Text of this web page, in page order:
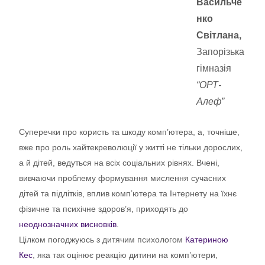
Васильче
нко
Світлана,
Запорізька
гімназія
“ОРТ-
Алеф”
Суперечки про користь та шкоду комп’ютера, а, точніше,
вже про роль хайтекреволюції у житті не тільки дорослих,
а й дітей, ведуться на всіх соціальних рівнях. Вчені,
вивчаючи проблему формування мислення сучасних
дітей та підлітків, вплив комп’ютера та Інтернету на їхнє
фізичне та психічне здоров’я, приходять до
неоднозначних висновків
Цілком погоджуюсь з дитячим психологом Катериною
Кес , яка так оцінює реакцію дитини на комп’ютери,